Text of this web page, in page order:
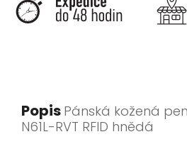
Popis Pánská kožená
N61L-RVT RFID hnědá